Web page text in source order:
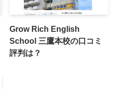
Grow Rich English
School 三鷹本校の口コミ
評判は？